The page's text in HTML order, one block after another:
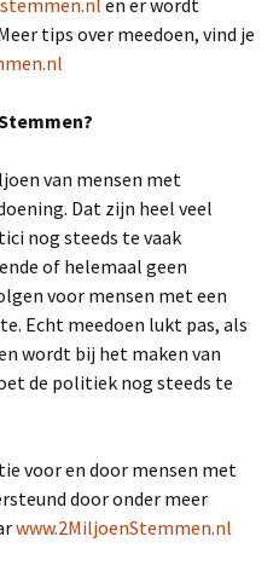
en er wordt
tips over meedoen, vind je
van mensen met
Dat zijn heel veel
nog steeds te vaak
of helemaal geen
voor mensen met een
Echt meedoen lukt pas, als
wordt bij het maken van
de politiek nog steeds te
voor en door mensen met
door onder meer
www.2MiljoenStemmen.nl